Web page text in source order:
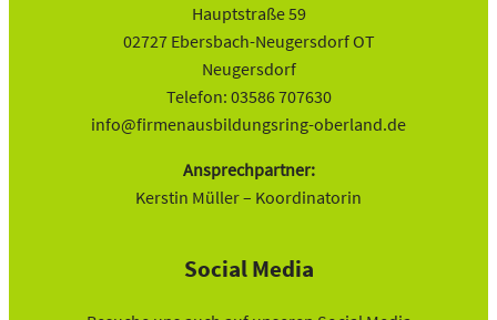
Hauptstraße 59
02727 Ebersbach-Neugersdorf OT
Neugersdorf
Telefon: 03586 707630
info@firmenausbildungsring-oberland.de
Ansprechpartner:
Kerstin Müller – Koordinatorin
Social Media